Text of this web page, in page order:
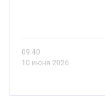
09.40
10 июня 2026